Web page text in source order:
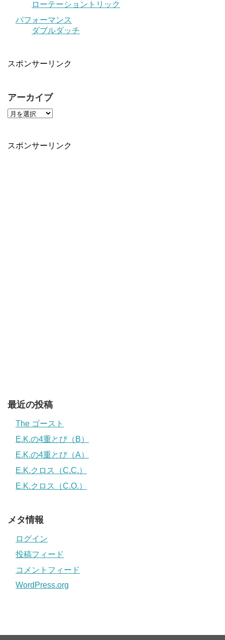
ローテーショントリック
パフォーマンス
ダブルダッチ
スポンサーリンク
アーカイブ
スポンサーリンク
最近の投稿
The ゴースト
E.K.の4重とび（B）
E.K.の4重とび（A）
E.K.クロス（C.C.）
E.K.クロス（C.O.）
メタ情報
ログイン
投稿フィード
コメントフィード
WordPress.org